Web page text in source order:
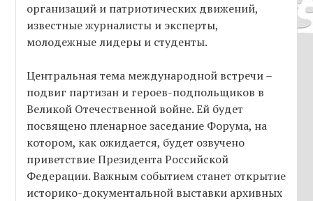
организаций и патриотических движений,
известные журналисты и эксперты,
молодежные лидеры и студенты.
Центральная тема международной встречи –
подвиг партизан и героев-подпольщиков в
Великой Отечественной войне. Ей будет
посвящено пленарное заседание Форума, на
котором, как ожидается, будет озвучено
приветствие Президента Российской
Федерации. Важным событием станет открытие
историко-документальной выставки архивных